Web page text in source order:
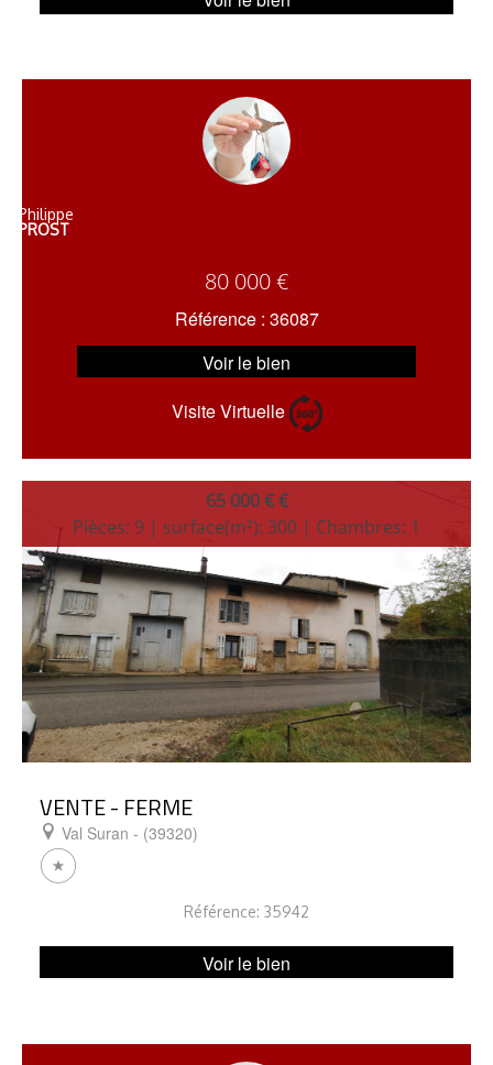
Philippe
PROST
80 000 €
Référence : 36087
Voir le bien
Visite Virtuelle
65 000 € €
Pièces: 9 | surface(m²): 300 | Chambres: 1
VENTE - FERME
Val Suran - (39320)
Référence: 35942
Voir le bien